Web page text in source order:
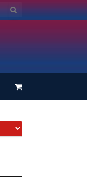
Einkaufswagen